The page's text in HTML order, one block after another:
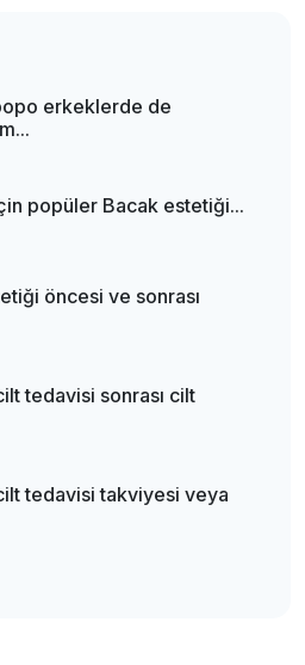
erkeklerde de
popüler Bacak estetiği...
öncesi ve sonrası
tedavisi sonrası cilt
tedavisi takviyesi veya